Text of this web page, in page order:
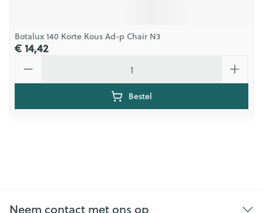
Botalux 140 Korte Kous Ad-p Chair N3
€ 14,42
Bestel
Neem contact met ons op